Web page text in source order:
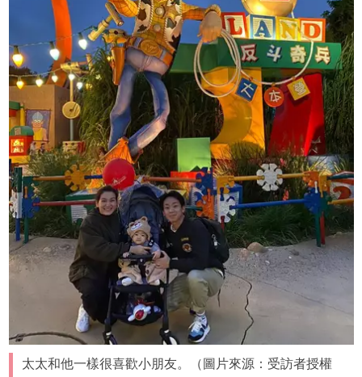
太太和他一樣很喜歡小朋友。（圖片來源：受訪者授權